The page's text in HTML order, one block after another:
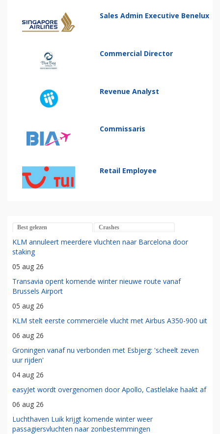
Sales Admin Executive Benelux
Commercial Director
Revenue Analyst
Commissaris
Retail Employee
Best gelezen Crashes
KLM annuleert meerdere vluchten naar Barcelona door
staking
05 aug 26
Transavia opent komende winter nieuwe route vanaf
Brussels Airport
05 aug 26
KLM stelt eerste commerciële vlucht met Airbus A350-900 uit
06 aug 26
Groningen vanaf nu verbonden met Esbjerg: 'scheelt zeven
uur rijden'
04 aug 26
easyJet wordt overgenomen door Apollo, Castlelake haakt af
06 aug 26
Luchthaven Luik krijgt komende winter weer
passagiersvluchten naar zonbestemmingen